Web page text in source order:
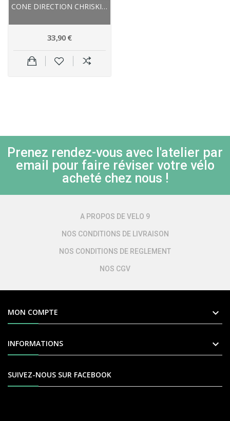
CONE DIRECTION CHRISKING ACIER INOX BASE PLATE...
33,90 €
Prenez rendez-vous avec l'atelier par
email pour faire réviser votre vélo
acheté chez nous !
A PROPOS DE VELO 9
NOS CONDITIONS DE LIVRAISON
NOS CONDITIONS DE REGLEMENT
NOS CGV
MON COMPTE 
INFORMATIONS 
SUIVEZ-NOUS SUR FACEBOOK